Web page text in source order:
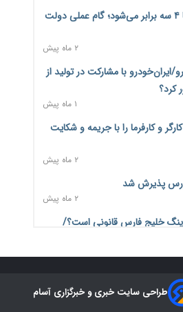
کانون کارگزاران اعداد منتشرشده
از تبریک برای پاسداشت حقیقت و
نباشند؛ خرید دینار در بانک‌ها و
جنگ کریدورها وارد فاز جدید شد؛ سرمایه‌گذاری ۳۴۵ میلیارد
۳ روز پیش
یارانه خانواده‌های دهک ۱ تا ۴ سه برابر می‌شود؛ گام عملی دولت
۲ ماه پیش
ایران‌خودرو با مشارکت در تولید از
کرد؟
۱ ماه پیش
و کارفرما را با جریمه و شکایت
۲ ماه پیش
پذیرش شد
۲ ماه پیش
خلیج فارس قانونی است؟/
۱ ماه پیش
«۴ درصد» مشاغل سخت و زیان‌آور/کارفرمایان
نکنند
طراحی سایت خبری و خبرگزاری آسام